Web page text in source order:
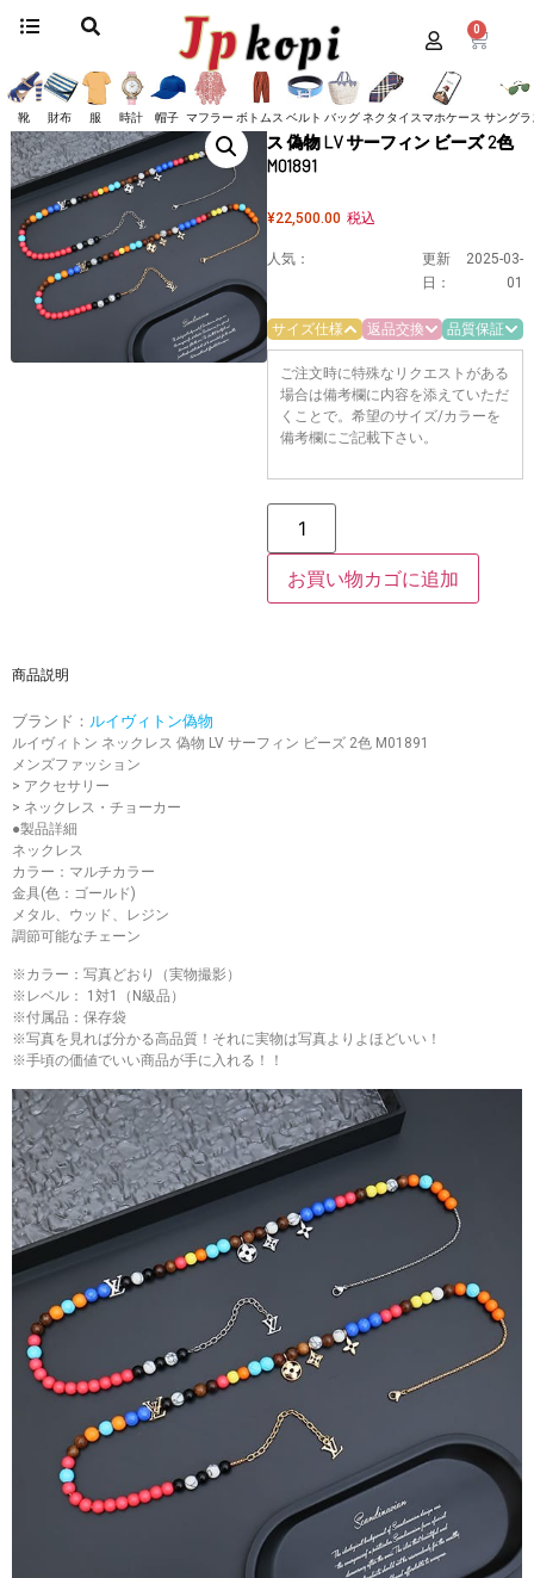
0
靴 財布 服 時計 帽子 マフラー ボトムス ベルト バッグネクタイ スマホケース サング
ホーム アクセサリー ルイヴィトン/ネックレス/ 《大人気》ルイヴィトン
ネックレス 偽物 LV サーフィン ビーズ 2色 M01891
《大人気》ルイヴィトン ネックレ
ス 偽物 LV サーフィン ビーズ 2色
M01891
¥22,500.00 税込
人気：
更新
日：
2025-03-
01
サイズ仕様 返品交換 品質保証
ご注文時に特殊なリクエストがある
場合は備考欄に内容を添えていただ
くことで。希望のサイズ/カラーを
備考欄にご記載下さい。
お買い物カゴに追加
商品説明
ブランド： ルイヴィトン偽物
ルイヴィトン ネックレス 偽物 LV サーフィン ビーズ 2色 M01891
メンズファッション
> アクセサリー
> ネックレス・チョーカー
●製品詳細
ネックレス
カラー：マルチカラー
金具(色：ゴールド)
メタル、ウッド、レジン
調節可能なチェーン
※カラー：写真どおり（実物撮影）
※レベル： 1対1（N級品）
※付属品：保存袋
※写真を見れば分かる高品質！それに実物は写真よりよほどいい！
※手頃の価値でいい商品が手に入れる！！